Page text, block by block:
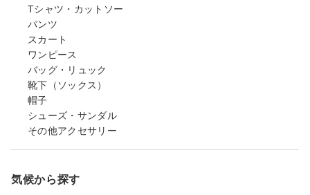
Tシャツ・カットソー
パンツ
スカート
ワンピース
バッグ・リュック
靴下（ソックス）
帽子
シューズ・サンダル
その他アクセサリー
気候から探す